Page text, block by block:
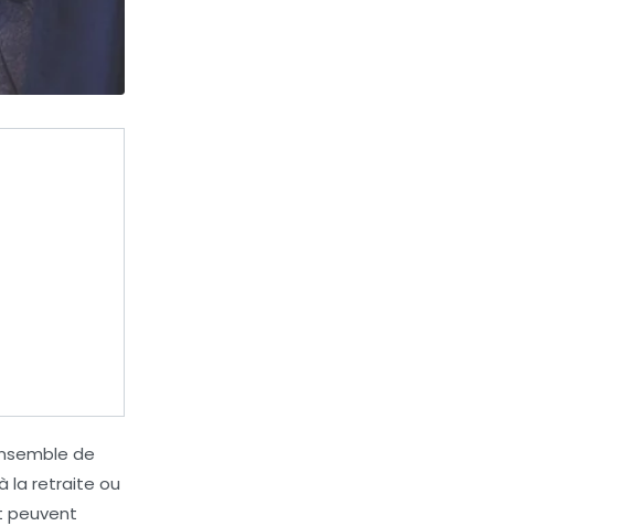
de
la retraite ou
peuvent